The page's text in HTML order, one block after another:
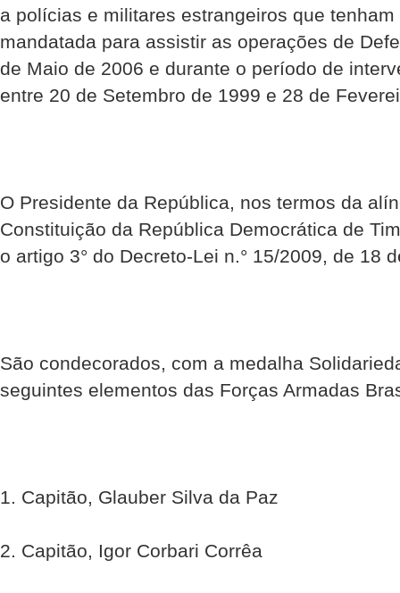
a polícias e militares estrangeiros que
mandatada para assistir as operações de
de Maio de 2006 e durante o período de
entre 20 de Setembro de 1999 e 28 de
O Presidente da República, nos termos da
Constituição da República Democrática de
o artigo 3° do Decreto-Lei n.° 15/2009, de 18
São condecorados, com a medalha
seguintes elementos das Forças Armadas
1. Capitão, Glauber Silva da Paz
2. Capitão, Igor Corbari Corrêa